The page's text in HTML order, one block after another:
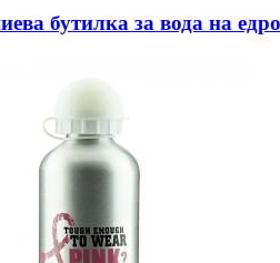
бутилка за вода на